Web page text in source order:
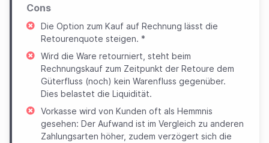
Cons
Die Option zum Kauf auf Rechnung lässt die
Retourenquote steigen. *
Wird die Ware retourniert, steht beim
Rechnungskauf zum Zeitpunkt der Retoure dem
Güterfluss (noch) kein Warenfluss gegenüber.
Dies belastet die Liquidität.
Vorkasse wird von Kunden oft als Hemmnis
gesehen: Der Aufwand ist im Vergleich zu anderen
Zahlungsarten höher, zudem verzögert sich die